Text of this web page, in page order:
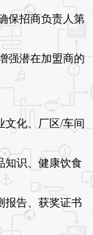
保招商负责人第
强潜在加盟商的
文化、厂区/车间
知识、健康饮食
报告、获奖证书